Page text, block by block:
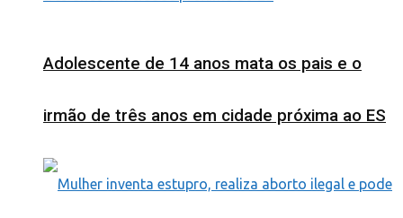
Adolescente de 14 anos mata os pais e o
irmão de três anos em cidade próxima ao ES